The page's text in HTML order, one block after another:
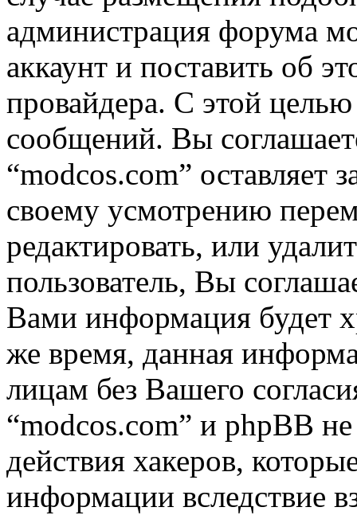
администрация форума
аккаунт и поставить об
провайдера. С этой
сообщений. Вы
“modcos.com” оставляет
своему усмотрению
редактировать, или
пользователь, Вы
Вами информация будет
же время, данная
лицам без Вашего
“modcos.com” и phpBB не
действия хакеров,
информации вследствие